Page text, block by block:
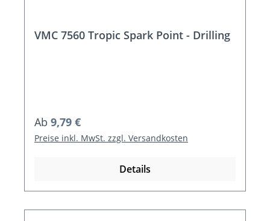
VMC 7560 Tropic Spark Point - Drilling
Regulärer Preis:
Ab 9,79 €
Preise inkl. MwSt. zzgl. Versandkosten
Details